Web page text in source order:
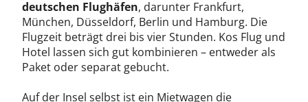
deutschen Flughäfen, darunter Frankfurt,
München, Düsseldorf, Berlin und Hamburg. Die
Flugzeit beträgt drei bis vier Stunden. Kos Flug und
Hotel lassen sich gut kombinieren – entweder als
Paket oder separat gebucht.
Auf der Insel selbst ist ein Mietwagen die